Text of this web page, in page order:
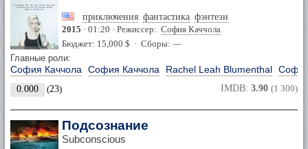
приключения фантастика фэнтези
2015 · 01:20 · Режиссер: София Каччола
Бюджет: 15,000 $ · Сборы: —
Главные роли:
София Каччола София Каччола Rachel Leah Blumenthal
0.000 (23) IMDB: 3.90 (1 300)
Подсознание
Subconscious